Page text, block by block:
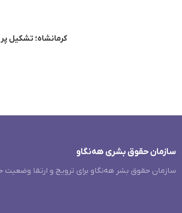
کرمانشاه؛ تشکیل
سازمان حقوق بشری هەنگاو
سازمان حقوق بشر هه‌نگاو برای ترویج و ارتقا